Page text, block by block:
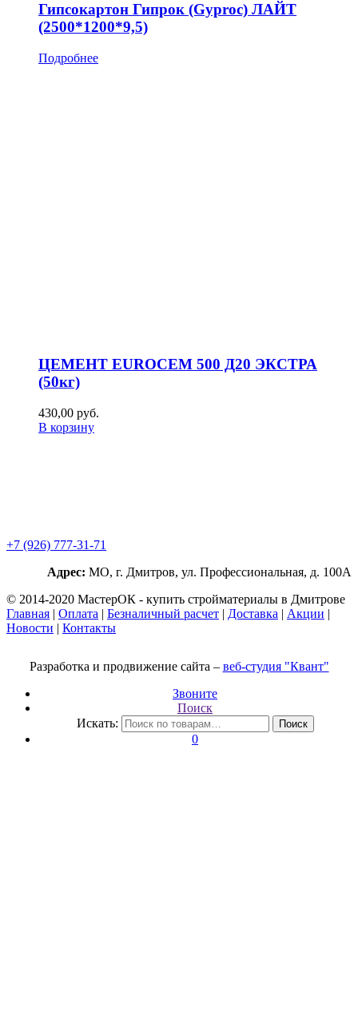
Гипсокартон Гипрок (Gyproc) ЛАЙТ
(2500*1200*9,5)
Подробнее
ЦЕМЕНТ EUROCEM 500 Д20 ЭКСТРА
(50кг)
430,00 руб.
В корзину
+7 (926) 777-31-71
Адрес: МО, г. Дмитров, ул. Профессиональная, д. 100А
© 2014-2020 МастерОК - купить стройматериалы в Дмитрове
Главная | Оплата | Безналичный расчет | Доставка | Акции |
Новости | Контакты
Разработка и продвижение сайта – веб-студия "Квант"
Звоните
Поиск
Искать:
Поиск
0